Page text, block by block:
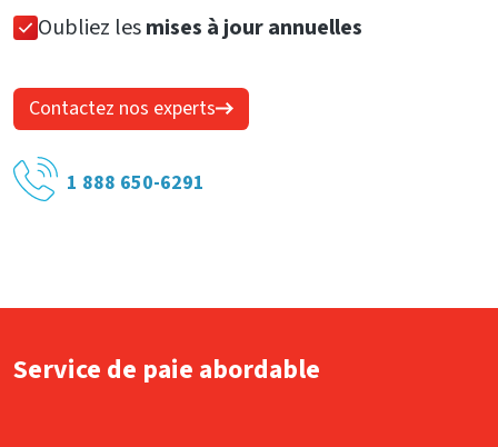
Oubliez lesmises à jour annuelles
Contactez nos experts
1 888 650-6291
Service de paie abordable